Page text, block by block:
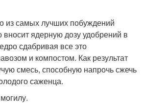
из самых лучших побуждений
ядерную дозу удобрений в
сдабривая все это
и компостом. Как результат
смесь, способную напрочь сжечь
саженца.